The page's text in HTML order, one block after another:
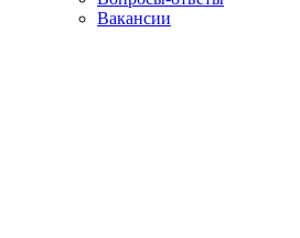
Вакансии